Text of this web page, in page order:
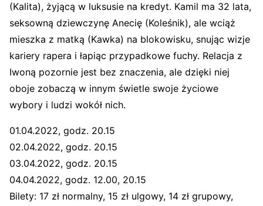
(Kalita), żyjącą w luksusie na kredyt. Kamil ma 32 lata,
seksowną dziewczynę Anecię (Koleśnik), ale wciąż
mieszka z matką (Kawka) na blokowisku, snując wizje
kariery rapera i łapiąc przypadkowe fuchy. Relacja z
Iwoną pozornie jest bez znaczenia, ale dzięki niej
oboje zobaczą w innym świetle swoje życiowe
wybory i ludzi wokół nich.
01.04.2022, godz. 20.15
02.04.2022, godz. 20.15
03.04.2022, godz. 20.15
04.04.2022, godz. 12.00, 20.15
Bilety: 17 zł normalny, 15 zł ulgowy, 14 zł grupowy,